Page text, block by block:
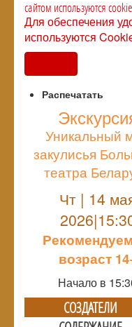
сайтом используются
Для обеспечения
используются
Распечатать
Уникальный
закулисья
театра
Чт | 14
возраст
Начало в
СОЗДАТЕЛИ